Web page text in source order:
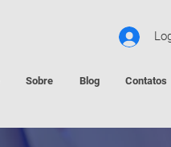
Sobre Blog Contatos